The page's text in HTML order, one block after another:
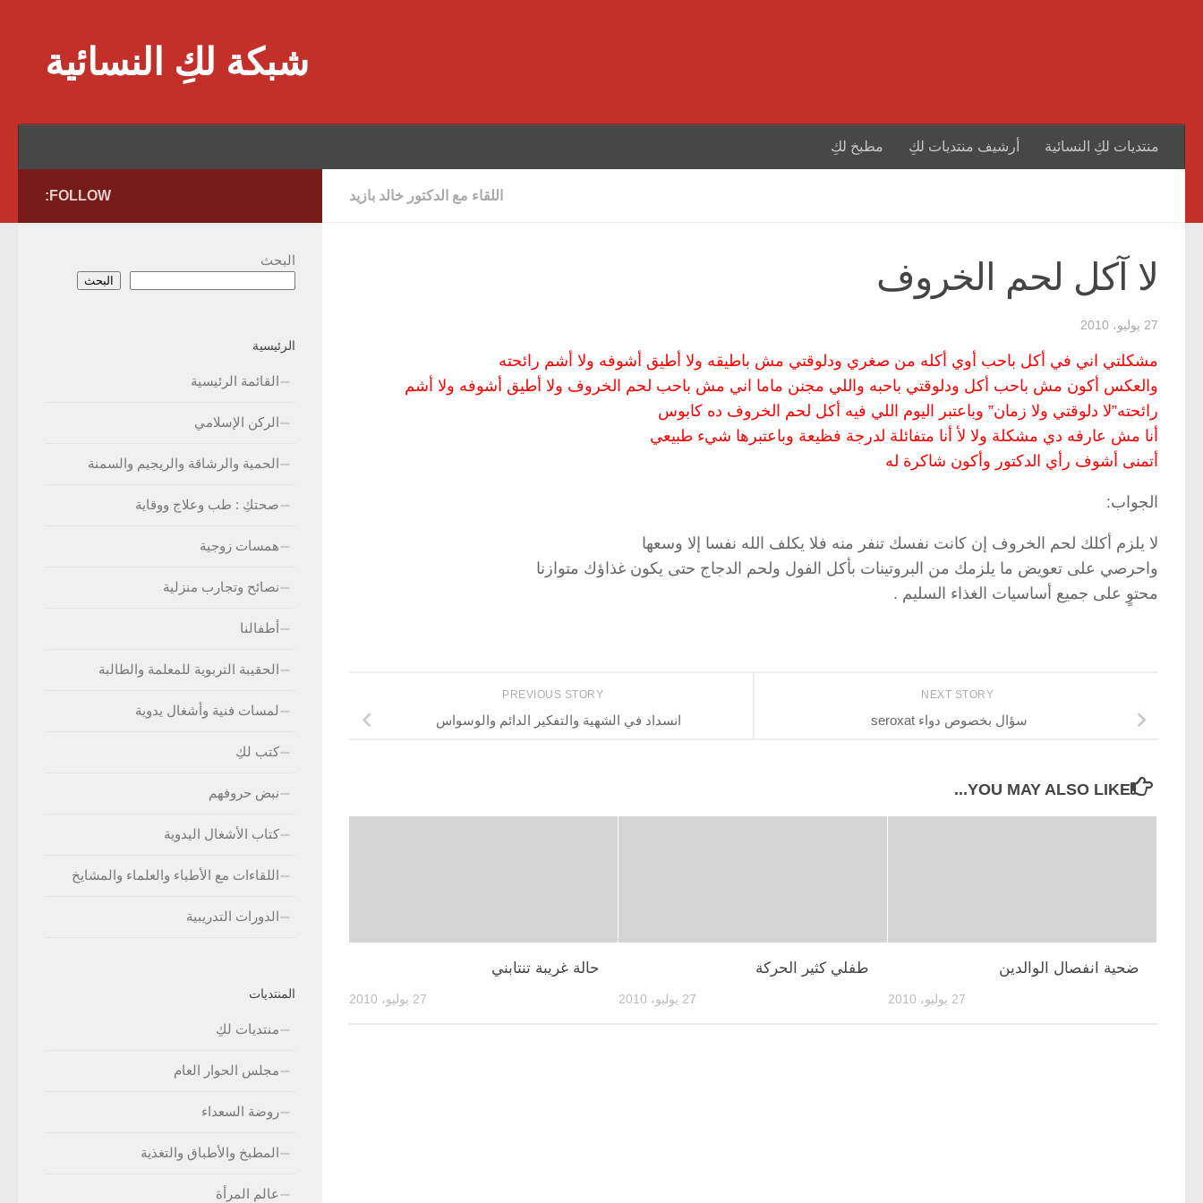
شبكة لكِ النسائية
منتديات لكِ النسائية أرشيف منتديات لكِ مطبخ لكِ
اللقاء مع الدكتور خالد بازيد
لا آكل لحم الخروف
27 يوليو، 2010
مشكلتي اني في أكل باحب أوي أكله من صغري ودلوقتي مش باطيقه ولا أطيق أشوفه ولا أشم رائحته
والعكس أكون مش باحب أكل ودلوقتي باحبه واللي مجنن ماما اني مش باحب لحم الخروف ولا أطيق أشوفه ولا أشم
رائحته”لا دلوقتي ولا زمان” وباعتبر اليوم اللي فيه أكل لحم الخروف ده كابوس
أنا مش عارفه دي مشكلة ولا لأ أنا متفائلة لدرجة فظيعة وباعتبرها شيء طبيعي
أتمنى أشوف رأي الدكتور وأكون شاكرة له
الجواب:
لا يلزم أكلك لحم الخروف إن كانت نفسك تنفر منه فلا يكلف الله نفسا إلا وسعها
واحرصي على تعويض ما يلزمك من البروتينات بأكل الفول ولحم الدجاج حتى يكون غذاؤك متوازنا
محتوٍ على جميع أساسيات الغذاء السليم .
NEXT STORY
سؤال بخصوص دواء seroxat
PREVIOUS STORY
انسداد في الشهية والتفكير الدائم والوسواس
YOU MAY ALSO LIKE...
حالة غريبة تنتابني
27 يوليو، 2010
طفلي كثير الحركة
27 يوليو، 2010
ضحية انفصال الوالدين
27 يوليو، 2010
FOLLOW:
البحث
البحث
الرئيسية
القائمة الرئيسية
الركن الإسلامي
الحمية والرشاقة والريجيم والسمنة
صحتكِ : طب وعلاج ووقاية
همسات زوجية
نصائح وتجارب منزلية
أطفالنا
الحقيبة التربوية للمعلمة والطالبة
لمسات فنية وأشغال يدوية
كتب لكِ
نبض حروفهم
كتاب الأشغال اليدوية
اللقاءات مع الأطباء والعلماء والمشايخ
الدورات التدريبية
المنتديات
منتديات لكِ
مجلس الحوار العام
روضة السعداء
المطبخ والأطباق والتغذية
عالم المرأة